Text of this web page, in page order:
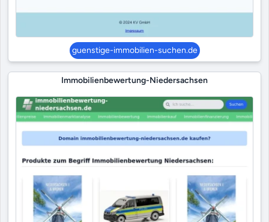
guenstige-immobilien-suchen.de
Immobilienbewertung-Niedersachsen